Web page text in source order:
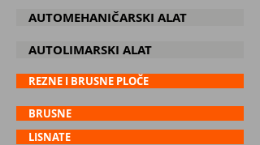
AUTOMEHANIČARSKI ALAT
AUTOLIMARSKI ALAT
REZNE I BRUSNE PLOČE
BRUSNE
LISNATE